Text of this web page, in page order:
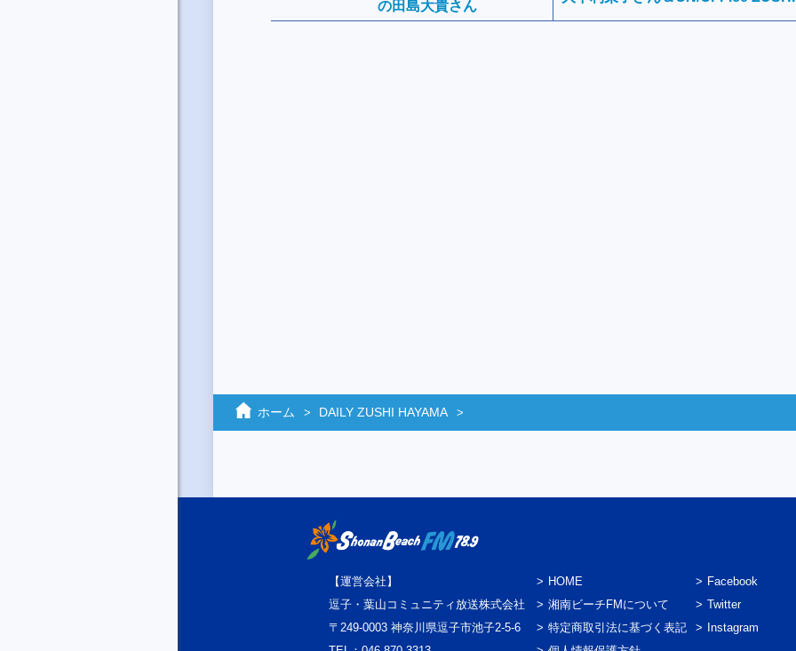
の田島大貴さん
ホーム DAILY ZUSHI HAYAMA
【運営会社】
逗子・葉山コミュニティ放送株式会社
〒249-0003 神奈川県逗子市池子2-5-6
HOME
湘南ビーチFMについて
特定商取引法に基づく表記
Facebook
Twitter
Instagram